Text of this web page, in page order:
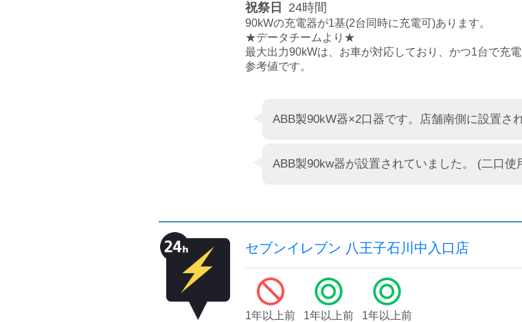
祝祭日
24時間
90kWの充電器が1基(2台同時に充電可)あります。
★データチームより★
最大出力90kWは、お車が対応しており、かつ1台で充
参考値です。
セブンイレブン 八王子石川中入口店
1年以上前 1年以上前 1年以上前